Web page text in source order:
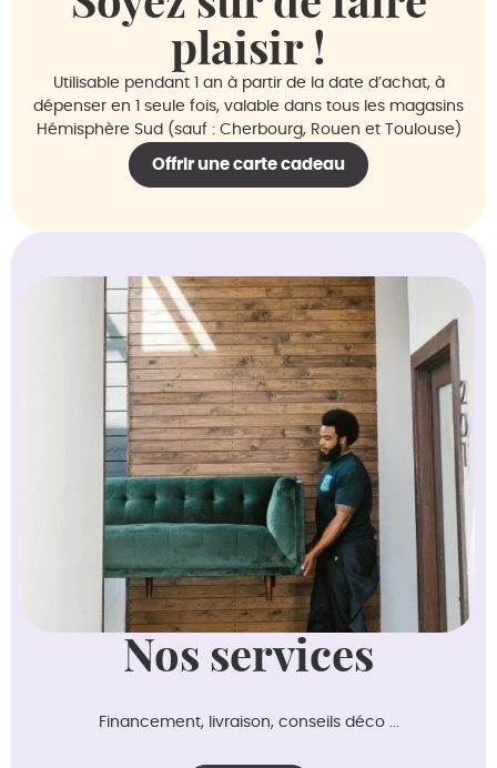
plaisir !
Utilisable pendant 1 an à partir de la date d’achat, à
dépenser en 1 seule fois, valable dans tous les magasins
Hémisphère Sud (sauf : Cherbourg, Rouen et Toulouse)
Offrir une carte cadeau
Nos services
Financement, livraison, conseils déco ...